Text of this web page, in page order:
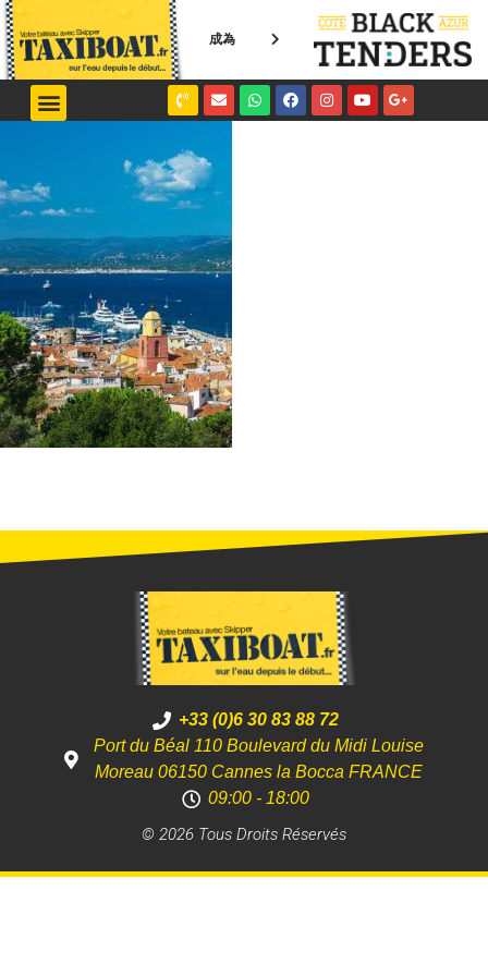
成為
+33 (0)6 30 83 88 72
Port du Béal 110 Boulevard du Midi Louise
Moreau 06150 Cannes la Bocca FRANCE
09:00 - 18:00
© 2026 Tous Droits Réservés